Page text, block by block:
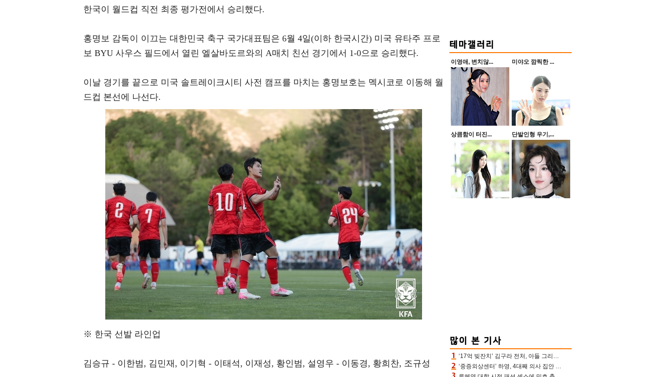
한국이 월드컵 직전 최종 평가전에서 승리했다.
홍명보 감독이 이끄는 대한민국 축구 국가대표팀은 6월 4일(이하 한국시간) 미국 유타주 프로
보 BYU 사우스 필드에서 열린 엘살바도르와의 A매치 친선 경기에서 1-0으로 승리했다.
이날 경기를 끝으로 미국 솔트레이크시티 사전 캠프를 마치는 홍명보호는 멕시코로 이동해 월
드컵 본선에 나선다.
※ 한국 선발 라인업
김승규 - 이한범, 김민재, 이기혁 - 이태석, 이재성, 황인범, 설영우 - 이동경, 황희찬, 조규성
이영애, 변치않... 미야오 깜찍한 ...
상큼함이 터진... 단발인형 우기,...
‘17억 빚잔치’ 김구라 전처, 아들 그리는 “나 뿐인데” 친엄마 챙기는 효심 눈길
‘중증외상센터’ 하영, 4대째 의사 집안 인증 “증조부, 고종 황제 진료”(옥문아)[어제TV]